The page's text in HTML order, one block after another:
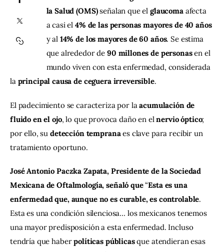
Contacto
la Salud (OMS) señalan que el glaucoma afecta
a casi el 4% de las personas mayores de 40 años
y al 14% de los mayores de 60 años. Se estima
que alrededor de 90 millones de personas en el
mundo viven con esta enfermedad, considerada
la principal causa de ceguera irreversible.
El padecimiento se caracteriza por la acumulación de
fluido en el ojo, lo que provoca daño en el nervio óptico;
por ello, su detección temprana es clave para recibir un
tratamiento oportuno.
José Antonio Paczka Zapata, Presidente de la Sociedad
Mexicana de Oftalmología, señaló que “Esta es una
enfermedad que, aunque no es curable, es controlable.
Esta es una condición silenciosa… los mexicanos tenemos
una mayor predisposición a esta enfermedad. Incluso
tendría que haber políticas públicas que atendieran esas